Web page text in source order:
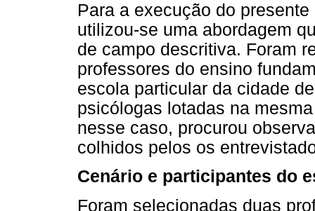
Para a execução do
utilizou-se uma abordagem
de campo descritiva. Foram
professores do ensino
escola particular da cidade
psicólogas lotadas na
nesse caso, procurou
colhidos pelos os
Cenário e participantes do
Foram selecionadas duas